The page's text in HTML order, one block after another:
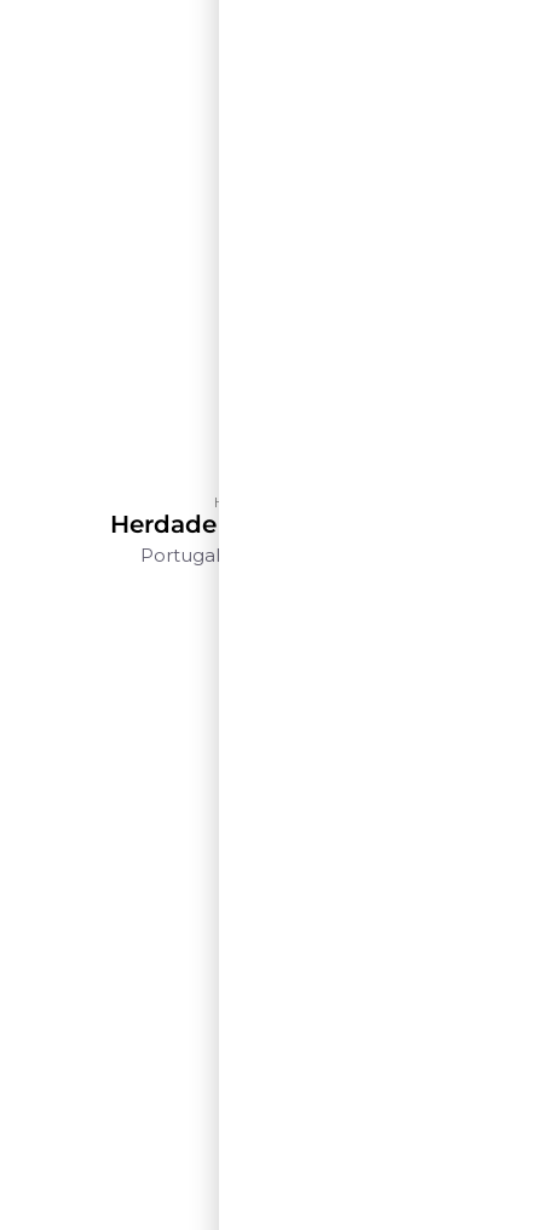
Herdade do Peso
Herdade Do Peso Reserva
Portugal